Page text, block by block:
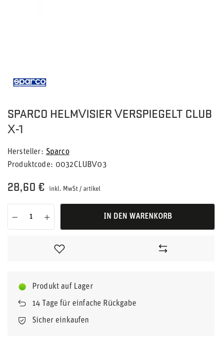
SPARCO HELMVISIER VERSPIEGELT CLUB
X-1
Hersteller
Sparco
Produktcode
0032CLUBV03
28,60 € inkl. MwSt / artikel
IN DEN WARENKORB
Produkt auf Lager
14 Tage für einfache Rückgabe
Sicher einkaufen